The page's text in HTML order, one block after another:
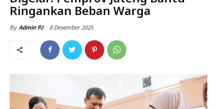
Ringankan Beban Warga
By Admin PJ 8 Desember 2025